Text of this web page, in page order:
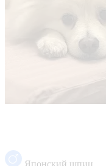
Японский шпиц